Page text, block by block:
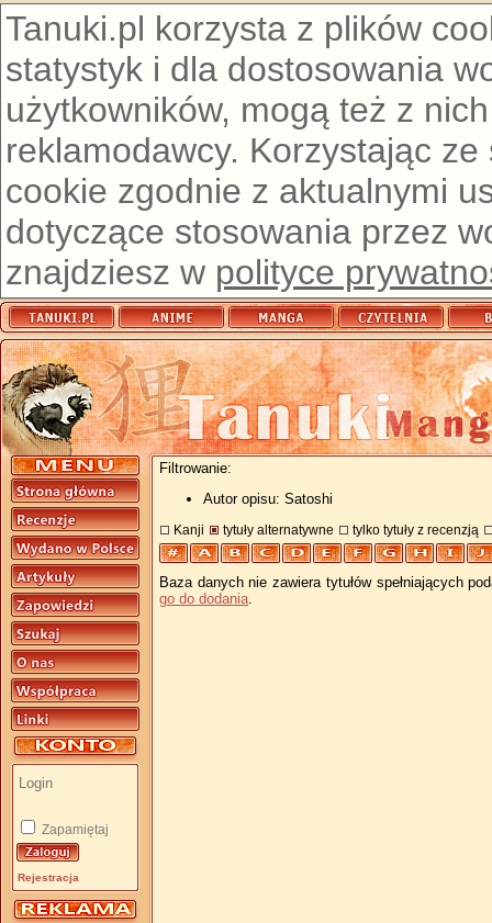
Tanuki.pl korzysta z plików
statystyk i dla dostosowania
użytkowników, mogą też z
reklamodawcy. Korzystając
cookie zgodnie z aktualnymi
dotyczące stosowania przez
znajdziesz w polityce
Zapamiętaj
Rejestracja
Filtrowanie:
Autor opisu: Satoshi
Kanji tytuły alternatywne tylko tytuły z recenzją
Baza danych nie zawiera tytułów spełniających
go do dodania.